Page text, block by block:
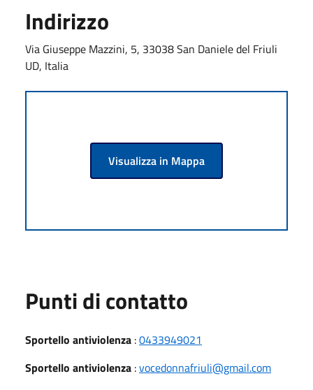
Indirizzo
Via Giuseppe Mazzini, 5, 33038 San Daniele del Friuli
UD, Italia
Visualizza in Mappa
Punti di contatto
Sportello antiviolenza :0433949021
Sportello antiviolenza :vocedonnafriuli@gmail.com